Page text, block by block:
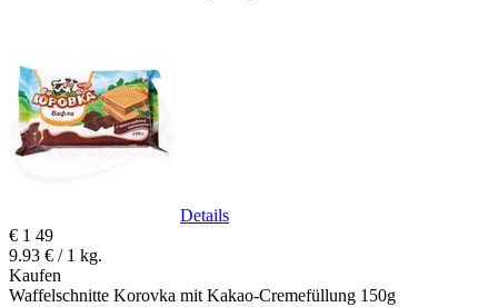
Details
€ 1 49
9.93 € / 1 kg.
Kaufen
Waffelschnitte Korovka mit Kakao-Cremefüllung 150g